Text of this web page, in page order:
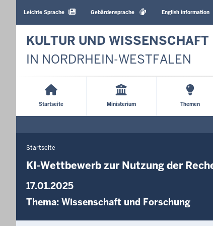
Sprachen
Leichte Sprache Gebärdensprache English information
KULTUR UND WISSENSCHAFT
IN NORDRHEIN-WESTFALEN
Startseite Ministerium Themen
Sie
befinden
hier
Startseite
KI-Wettbewerb zur Nutzung der
17.01.2025
Thema: Wissenschaft und Forschung